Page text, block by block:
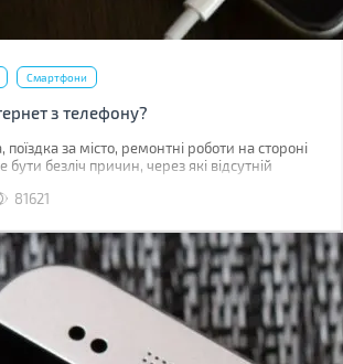
Смартфони
з телефону?
поїздка за місто, ремонтні роботи на стороні
безліч причин, через які відсутній
якщо ви знаходитесь у зоні її
81621